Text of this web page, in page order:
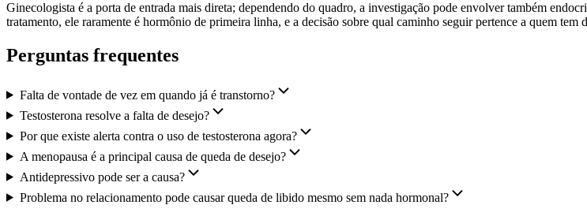
Ginecologista é a porta de entrada mais direta; dependendo do quadro, a investigação pode envolver também
tratamento, ele raramente é hormônio de primeira linha, e a decisão sobre qual caminho seguir pertence a quem
Perguntas frequentes
Falta de vontade de vez em quando já é transtorno?
Testosterona resolve a falta de desejo?
Por que existe alerta contra o uso de testosterona agora?
A menopausa é a principal causa de queda de desejo?
Antidepressivo pode ser a causa?
Problema no relacionamento pode causar queda de libido mesmo sem nada hormonal?